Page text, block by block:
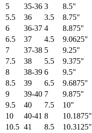
5
35-36 3 8.5"
5.5
36 3.5 8.75"
6
36-37 4 8.875"
6.5
37 4.5 9.0625"
7
37-38 5 9.25"
7.5
38 5.5 9.375"
8
38-39 6 9.5"
8.5
39 6.5 9.6875"
9
39-40 7 9.875"
9.5
40 7.5 10"
10
40-41 8 10.1875"
10.5 41 8.5 10.3125"